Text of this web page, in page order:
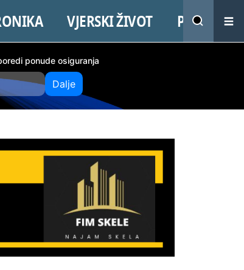
VJERSKI ŽIVOT PROMO
ponude osiguranja
Dalje